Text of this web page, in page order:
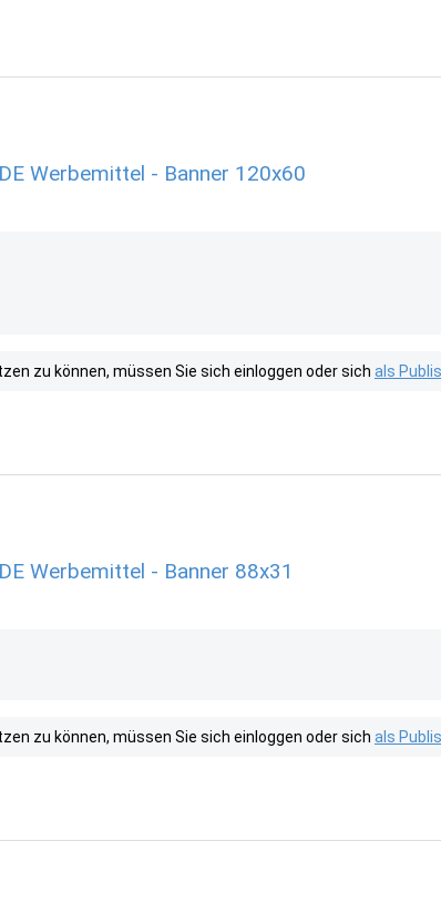
Werbemittel - Banner 120x60
zu können, müssen Sie sich einloggen oder sich als
Werbemittel - Banner 88x31
zu können, müssen Sie sich einloggen oder sich als